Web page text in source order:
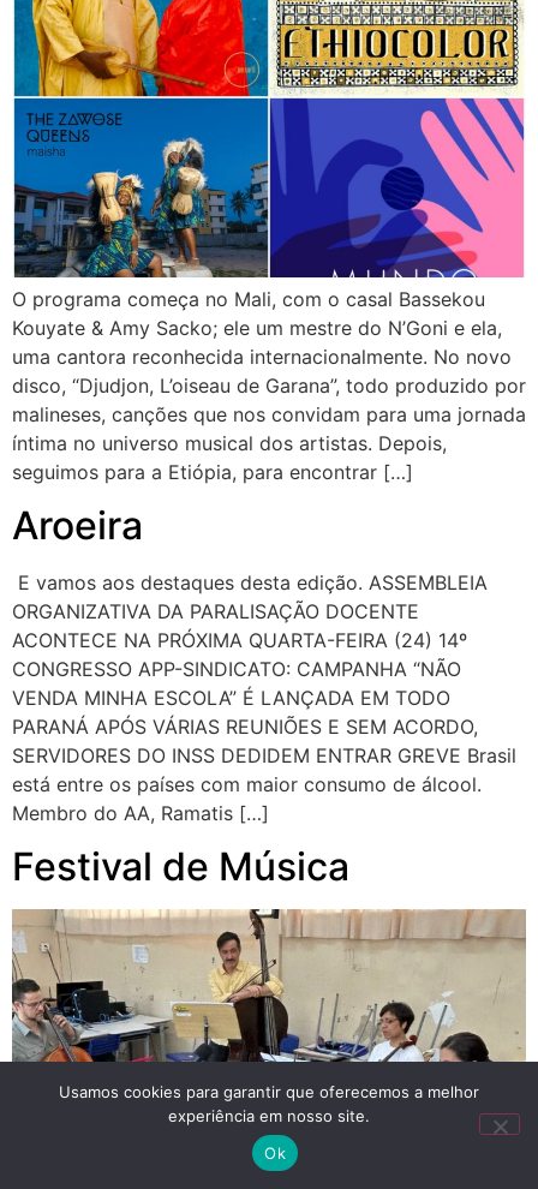
O programa começa no Mali, com o casal Bassekou
Kouyate & Amy Sacko; ele um mestre do N’Goni e ela,
uma cantora reconhecida internacionalmente. No novo
disco, “Djudjon, L’oiseau de Garana”, todo produzido por
malineses, canções que nos convidam para uma jornada
íntima no universo musical dos artistas. Depois,
seguimos para a Etiópia, para encontrar […]
Aroeira
E vamos aos destaques desta edição. ASSEMBLEIA
ORGANIZATIVA DA PARALISAÇÃO DOCENTE
ACONTECE NA PRÓXIMA QUARTA-FEIRA (24) 14º
CONGRESSO APP-SINDICATO: CAMPANHA “NÃO
VENDA MINHA ESCOLA” É LANÇADA EM TODO
PARANÁ APÓS VÁRIAS REUNIÕES E SEM ACORDO,
SERVIDORES DO INSS DEDIDEM ENTRAR GREVE Brasil
está entre os países com maior consumo de álcool.
Membro do AA, Ramatis […]
Festival de Música
Usamos cookies para garantir que oferecemos a melhor
experiência em nosso site.
Ok